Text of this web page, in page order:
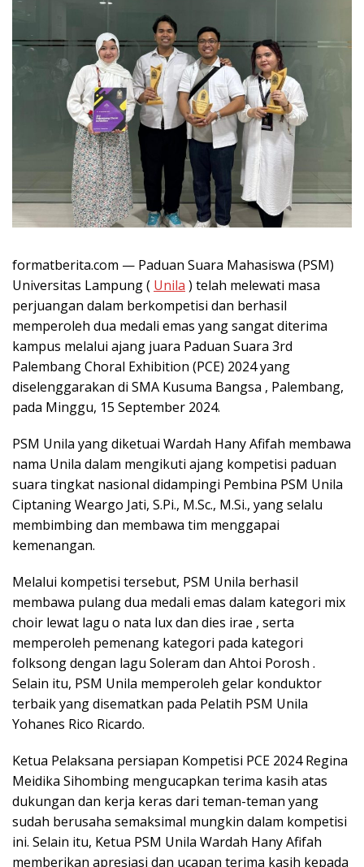
formatberita.com — Paduan Suara Mahasiswa (PSM)
Universitas Lampung ( Unila ) telah melewati masa
perjuangan dalam berkompetisi dan berhasil
memperoleh dua medali emas yang sangat diterima
kampus melalui ajang juara Paduan Suara 3rd
Palembang Choral Exhibition (PCE) 2024 yang
diselenggarakan di SMA Kusuma Bangsa , Palembang,
pada Minggu, 15 September 2024.
PSM Unila yang diketuai Wardah Hany Afifah membawa
nama Unila dalam mengikuti ajang kompetisi paduan
suara tingkat nasional didampingi Pembina PSM Unila
Ciptaning Weargo Jati, S.Pi., M.Sc., M.Si., yang selalu
membimbing dan membawa tim menggapai
kemenangan.
Melalui kompetisi tersebut, PSM Unila berhasil
membawa pulang dua medali emas dalam kategori mix
choir lewat lagu o nata lux dan dies irae , serta
memperoleh pemenang kategori pada kategori
folksong dengan lagu Soleram dan Ahtoi Porosh .
Selain itu, PSM Unila memperoleh gelar konduktor
terbaik yang disematkan pada Pelatih PSM Unila
Yohanes Rico Ricardo.
Ketua Pelaksana persiapan Kompetisi PCE 2024 Regina
Meidika Sihombing mengucapkan terima kasih atas
dukungan dan kerja keras dari teman-teman yang
sudah berusaha semaksimal mungkin dalam kompetisi
ini. Selain itu, Ketua PSM Unila Wardah Hany Afifah
memberikan apresiasi dan ucapan terima kasih kepada